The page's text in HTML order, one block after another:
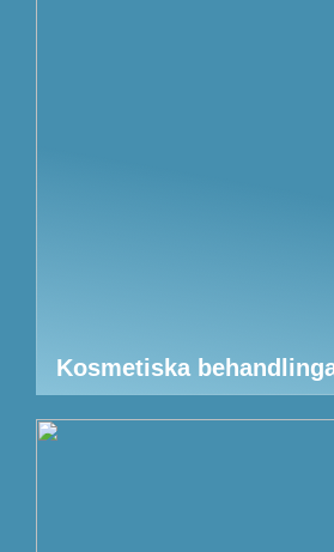
Kosmetiska